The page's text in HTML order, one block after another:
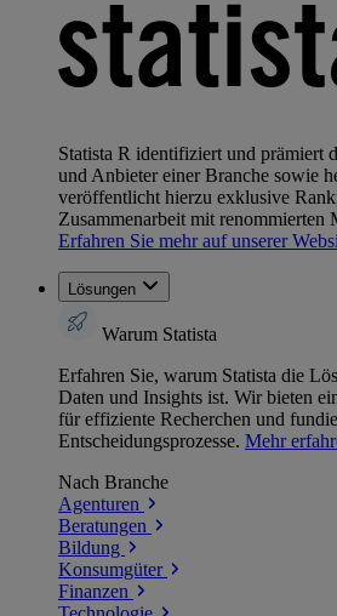
Statista R identifiziert und prämiert
und Anbieter einer Branche sowie
veröffentlicht hierzu exklusive
Zusammenarbeit mit renommierten
Erfahren Sie mehr auf unserer
Lösungen
Warum Statista
Erfahren Sie, warum Statista die
Daten und Insights ist. Wir bieten
für effiziente Recherchen und
Entscheidungsprozesse. Mehr
Nach Branche
Agenturen
Beratungen
Bildung
Konsumgüter
Finanzen